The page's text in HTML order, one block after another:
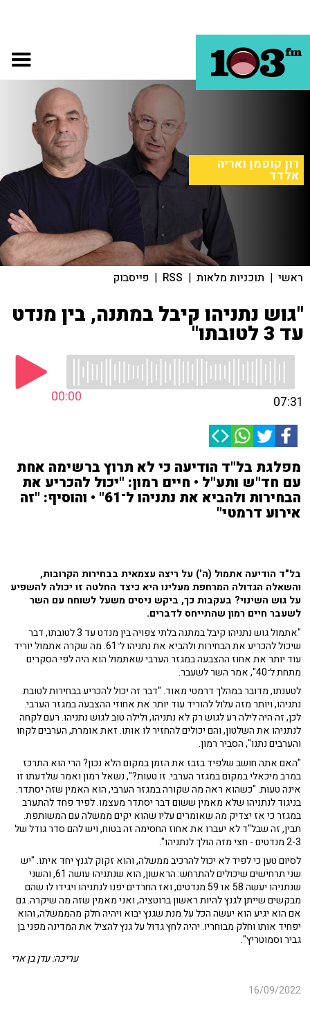
רון קופמן ואריה
אלדד
ראשי | תוכניות מלאות |
RSS
| פייסבוק
"גוש נתניהו קיבל במתנה, בין מנדט
עד 3 לטובתו"
00:00 07:31
מפלגת בל"ד הודיעה כי לא תרוץ ברשימה אחת
עם חד"ש ותע"ל • חיים רמון: "יכול להכריע את
הבחירות ולהביא את נתניהו ל־61" • והוסיף: "זה
אירוע דרמטי"
בל"ד הודיעה אתמול (ה') על ריצה עצמאית בבחירות הקרובות,
והשאלה הגדולה המרחפת מעלינו היא כיצד החלטה זו יכולה להשפיע
על גוש השינוי? בעקבות כך, ביקש ניסים משעל לשוחח עם השר
לשעבר חיים רמון שהתייחס לדברים.
"אתמול גוש נתניהו קיבל במתנה בלתי צפויה בין מנדט עד 3 לטובתו, דבר
שיכול להכריע את הבחירות ולהביא את נתניהו ל־61. מה שקרה אתמול יוריד
עוד יותר את אחוז ההצבעה במגזר הערבי שאתמול הוא היה לפי הסקרים
מתחת ל־40", אמר השר לשעבר.
לטענתו, מדובר במהלך דרמטי מאוד. "דבר זה יכול להכריע בבחירות לטובת
נתניהו, ויותר מזה עלול להוריד עוד יותר את אחוזי ההצבעה במגזר הערבי.
לכן, זה היה לילה רע לגוש רק לא נתניהו, ולילה טוב לגוש נתניהו. רעם לקחה
לנתניהו את השלטון, והם יכולים להחזיר לו אותו. זאת אומרת, הערבים לקחו
והערבים נתנו", הסביר רמון.
"האם אתה חושב שלפיד בזבז את הזמן במקום הלא נכון? הרי הוא התרכז
במרב מיכאלי במקום במגזר הערבי. זו טעות?", נשאל רמון ואמר שלדעתו זו
אינה טעות. "כשהוא ראה מה שקורה במגזר הערבי, הוא האמין שזה יסתדר.
בניגוד לנתניהו שלא מאמין ששום דבר יסתדר מעצמו. לפיד פחד להתערב
במגזר כי אז יצדיק מה שאומרים עליו שהוא יקים ממשלה עם המשותפת.
תבין, זה שבל"ד לא יעברו את אחוז החסימה זה בטוח, ויש להם סדר גודל של
2-3 מנדטים - חצי מזה הולך לנתניהו".
לסיום טען כי לפיד לא יכול להרכיב ממשלה, והוא זקוק לגנץ יחד איתו. "יש
שני תרחישים שיכולים להתרחש: הראשון, הוא שנתניהו עושה 61, והשני
שנתניהו יעשה 58 או 59 מנדטים, ואז החרדים יפנו לנתניהו ויגידו לו שהם
מבקשים שייתן לגנץ להיות ראשון ברוטציה, ואני מאמין שזה מה שיקרה. גם
אם הוא יגיע הוא יעשה הכל על מנת שגנץ יבוא ויהיה חלק מהממשלה, והוא
יפחיד אותו וחלק מבוחריו. יהיה לחץ גדול על גנץ להציל את המדינה מפני בן
גביר וסמוטריץ".
עריכה: עדן בן ארי
16/09/2022